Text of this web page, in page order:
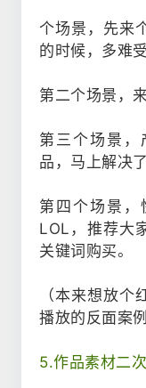
个场景，先来
的时候，多难
第二个场景，
第三个场景，
品，马上解决
第四个场景，
LOL，推荐大
关键词购买。
（本来想放
播放的反面案
5.作品素材二次